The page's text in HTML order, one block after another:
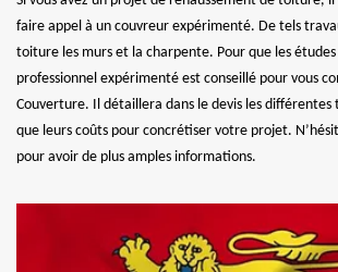
faire appel à un couvreur expérimenté. De tels
toiture les murs et la charpente. Pour que les
professionnel expérimenté est conseillé pour vous
Couverture. Il détaillera dans le devis les différentes
que leurs coûts pour concrétiser votre projet.
pour avoir de plus amples informations.